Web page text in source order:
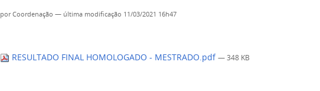
porCoordenação — última modificação 11/03/2021 16h47
RESULTADO FINAL HOMOLOGADO - MESTRADO.pdf— 348 KB